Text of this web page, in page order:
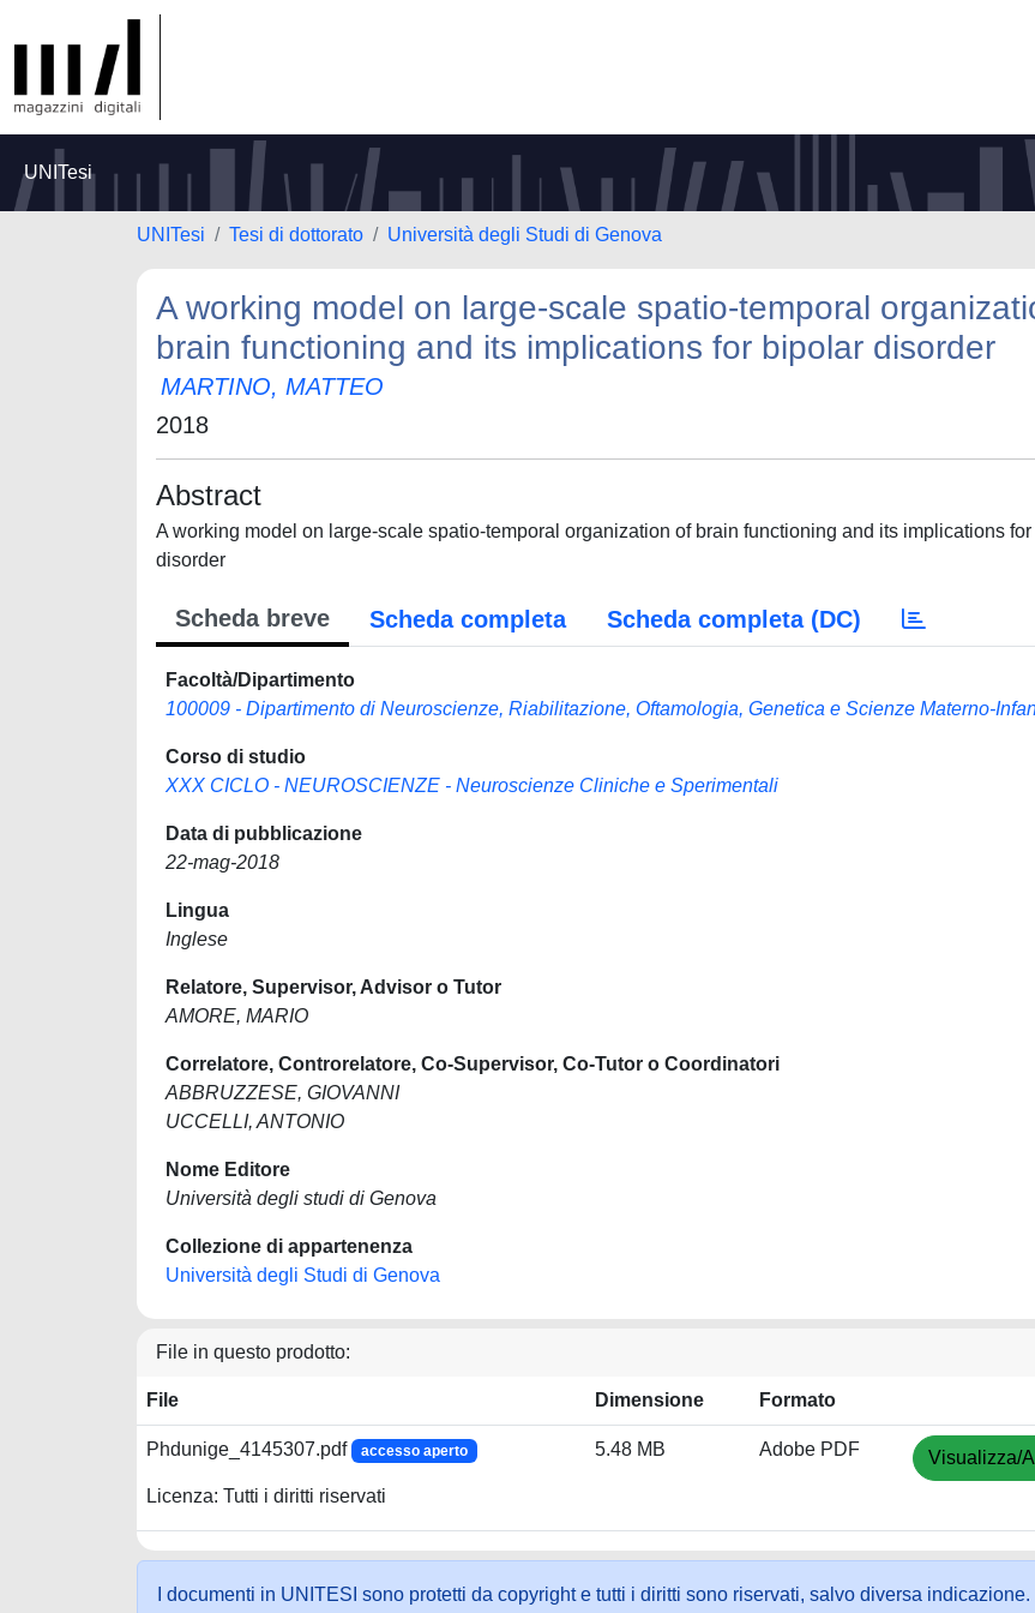
UNITesi
UNITesi Tesi di dottorato Università degli Studi di Genova
A working model on large-scale spatio-temporal
brain functioning and its implications for bipolar disorder
MARTINO, MATTEO
2018
Abstract
A working model on large-scale spatio-temporal organization of brain functioning and its implications
disorder
Scheda breve Scheda completa Scheda completa (DC)
Facoltà/Dipartimento
100009 - Dipartimento di Neuroscienze, Riabilitazione, Oftamologia, Genetica e Scienze Materno-
Corso di studio
XXX CICLO - NEUROSCIENZE - Neuroscienze Cliniche e Sperimentali
Data di pubblicazione
22-mag-2018
Lingua
Inglese
Relatore, Supervisor, Advisor o Tutor
AMORE, MARIO
Correlatore, Controrelatore, Co-Supervisor, Co-Tutor o Coordinatori
ABBRUZZESE, GIOVANNI
UCCELLI, ANTONIO
Nome Editore
Università degli studi di Genova
Collezione di appartenenza
Università degli Studi di Genova
File in questo prodotto:
File Dimensione Formato
Phdunige_4145307.pdf accesso aperto
Licenza: Tutti i diritti riservati
5.48 MB Adobe PDF Visualizza/
I documenti in UNITESI sono protetti da copyright e tutti i diritti sono riservati, salvo diversa indicazione.